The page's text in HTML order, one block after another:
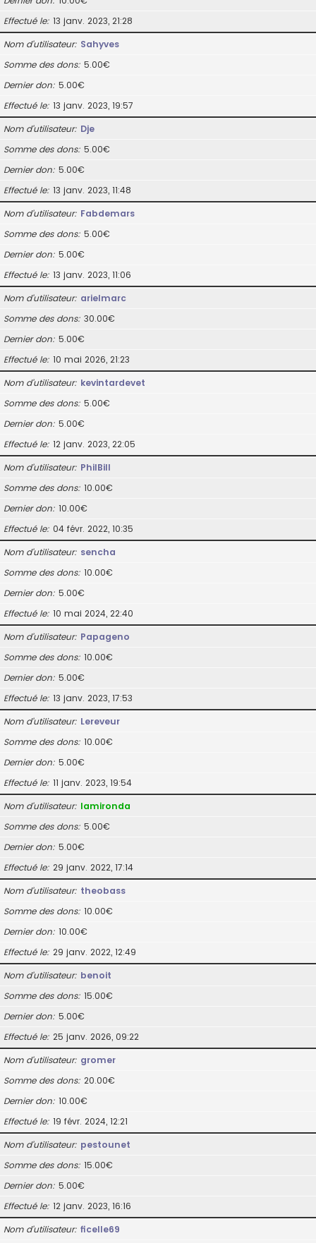
Effectué le 13 janv. 2023, 21:28
Nom d’utilisateur Sahyves
Somme des dons 5.00€
Dernier don 5.00€
Effectué le 13 janv. 2023, 19:57
Nom d’utilisateur Dje
Somme des dons 5.00€
Dernier don 5.00€
Effectué le 13 janv. 2023, 11:48
Nom d’utilisateur Fabdemars
Somme des dons 5.00€
Dernier don 5.00€
Effectué le 13 janv. 2023, 11:06
Nom d’utilisateur arielmarc
Somme des dons 30.00€
Dernier don 5.00€
Effectué le 10 mai 2026, 21:23
Nom d’utilisateur kevintardevet
Somme des dons 5.00€
Dernier don 5.00€
Effectué le 12 janv. 2023, 22:05
Nom d’utilisateur PhilBill
Somme des dons 10.00€
Dernier don 10.00€
Effectué le 04 févr. 2022, 10:35
Nom d’utilisateur sencha
Somme des dons 10.00€
Dernier don 5.00€
Effectué le 10 mai 2024, 22:40
Nom d’utilisateur Papageno
Somme des dons 10.00€
Dernier don 5.00€
Effectué le 13 janv. 2023, 17:53
Nom d’utilisateur Lereveur
Somme des dons 10.00€
Dernier don 5.00€
Effectué le 11 janv. 2023, 19:54
Nom d’utilisateur lamironda
Somme des dons 5.00€
Dernier don 5.00€
Effectué le 29 janv. 2022, 17:14
Nom d’utilisateur theobass
Somme des dons 10.00€
Dernier don 10.00€
Effectué le 29 janv. 2022, 12:49
Nom d’utilisateur benoit
Somme des dons 15.00€
Dernier don 5.00€
Effectué le 25 janv. 2026, 09:22
Nom d’utilisateur gromer
Somme des dons 20.00€
Dernier don 10.00€
Effectué le 19 févr. 2024, 12:21
Nom d’utilisateur pestounet
Somme des dons 15.00€
Dernier don 5.00€
Effectué le 12 janv. 2023, 16:16
Nom d’utilisateur ficelle69